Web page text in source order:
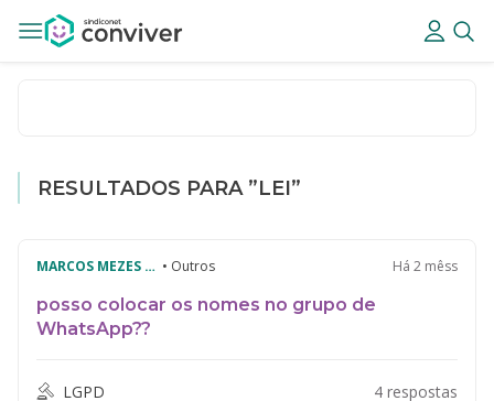
RESULTADOS PARA ”LEI”
posso colocar os nomes no grupo de
WhatsApp??
MARCOS MEZES DA SILVA • Outros Há 2 mêss
LGPD 4 respostas